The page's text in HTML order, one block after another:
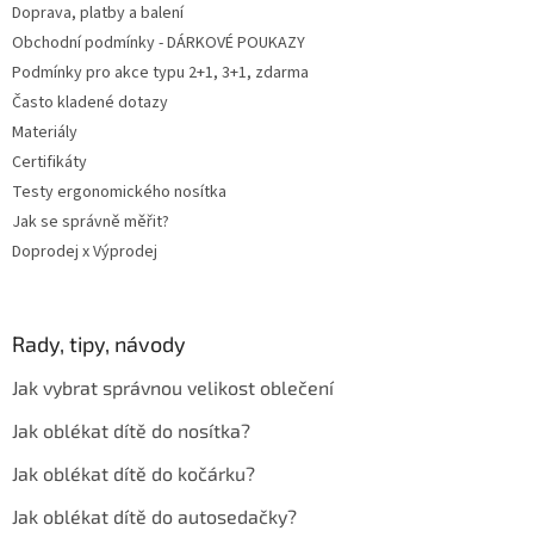
Doprava, platby a balení
Obchodní podmínky - DÁRKOVÉ POUKAZY
Podmínky pro akce typu 2+1, 3+1, zdarma
Často kladené dotazy
Materiály
Certifikáty
Testy ergonomického nosítka
Jak se správně měřit?
Doprodej x Výprodej
Rady, tipy, návody
Jak vybrat správnou velikost oblečení
Jak oblékat dítě do nosítka?
Jak oblékat dítě do kočárku?
Jak oblékat dítě do autosedačky?